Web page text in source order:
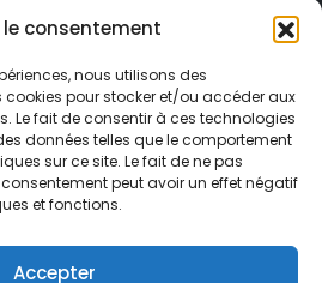
le consentement
nous utilisons des
cookies pour stocker et/ou accéder aux
Le fait de consentir à ces technologies
données telles que le comportement
sur ce site. Le fait de ne pas
peut avoir un effet négatif
et fonctions.
Accepter